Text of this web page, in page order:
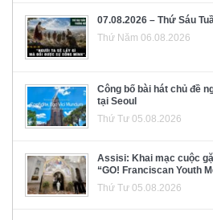
07.08.2026 – Thứ Sáu
Thứ Năm 06.08.2026
Công bố bài hát chủ đề
tại Seoul
Thứ Tư 05.08.2026
Assisi: Khai mạc cuộc
“GO! Franciscan Youth
Thứ Tư 05.08.2026